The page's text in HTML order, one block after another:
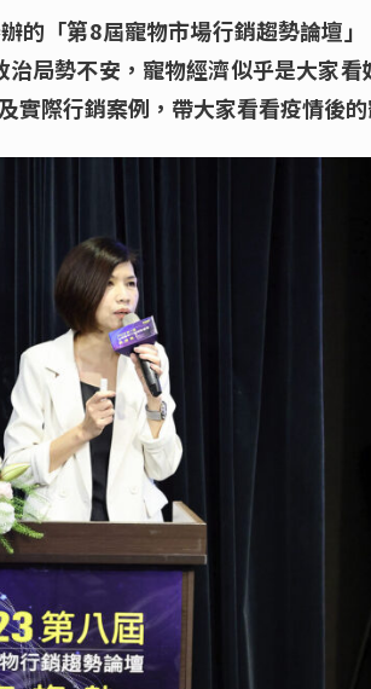
的「第8屆寵物市場行銷趨勢論壇
局勢不安，寵物經濟似乎是大家看
際行銷案例，帶大家看看疫情後的